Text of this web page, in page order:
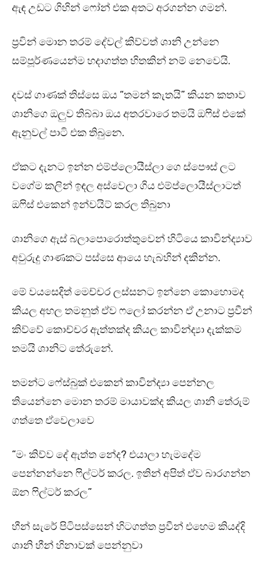
ඇඳ උඩට ගිහින් ෆෝන් එක අතට අරගන්න ගමන්.
ප්‍රවින් මොන තරම් දේවල් කිව්වත් ශානි උන්නෙ
සම්පූර්ණයෙන්ම හදාගත්ත හිතකින් නම් නෙවෙයි.
දවස් ගාණක් තිස්සෙ ඔය “තමන් කැතයි” කියන කතාව
ශානිගෙ ඔලුව තිබ්බා ඔය අතරවාරෙ තමයි ඔෆිස් එකේ
ඇනුවල් පාටි එක තිබුනෙ.
ඒකට දැනට ඉන්න එම්ප්ලොයීස්ලා ගෙ ස්පෞස් ලට
වගේම කලින් ඉඳල අස්වෙලා ගිය එම්ප්ලොයීස්ලාටත්
ඔෆිස් එකෙන් ඉන්වයිට් කරල තිබුනා
ශානිගෙ ඇස් බලාපොරොත්‍තුවෙන් හිටියෙ කාවින්ද්‍යාව
අවුරුදු ගාණකට පස්සෙ ආයෙ හැබහින් දකින්න.
මේ වයසෙදිත් මෙච්චර ලස්සනට ඉන්නෙ කොහොමද
කියල අහල තමනුත් ඒව ෆලෝ කරන්න ඒ උනාට ප්‍රවීන්
කිව්වේ කොච්චර ඇත්තක්ද කියල කාවින්ද්‍යා දැක්කම
තමයි ශානිට තේරුනේ.
තමන්ට ෆේස්බුක් එකෙන් කාවින්ද්‍යා පෙන්නල
තියෙන්නෙ මොන තරම් මායාවක්ද කියල ශානි තේරුම්
ගත්තෙ ඒවෙලාවෙ
“මං කිව්ව දේ ඇත්ත නේද? එයාලා හැමදේම
පෙන්නන්නෙ ෆිල්ටර් කරල. ඉතින් අපිත් ඒව බාරගන්න
ඕන ෆිල්ටර් කරල”
හීන් සැරේ පිටිපස්සෙන් හිටගත්ත ප්‍රවීන් එහෙම කියද්දි
ශානි හීන් හිනාවක් පෙන්නුවා